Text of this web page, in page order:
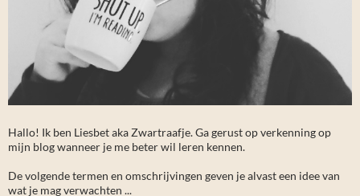
Hallo! Ik ben Liesbet aka Zwartraafje. Ga gerust op verkenning op
mijn blog wanneer je me beter wil leren kennen.
De volgende termen en omschrijvingen geven je alvast een idee van
wat je mag verwachten ...